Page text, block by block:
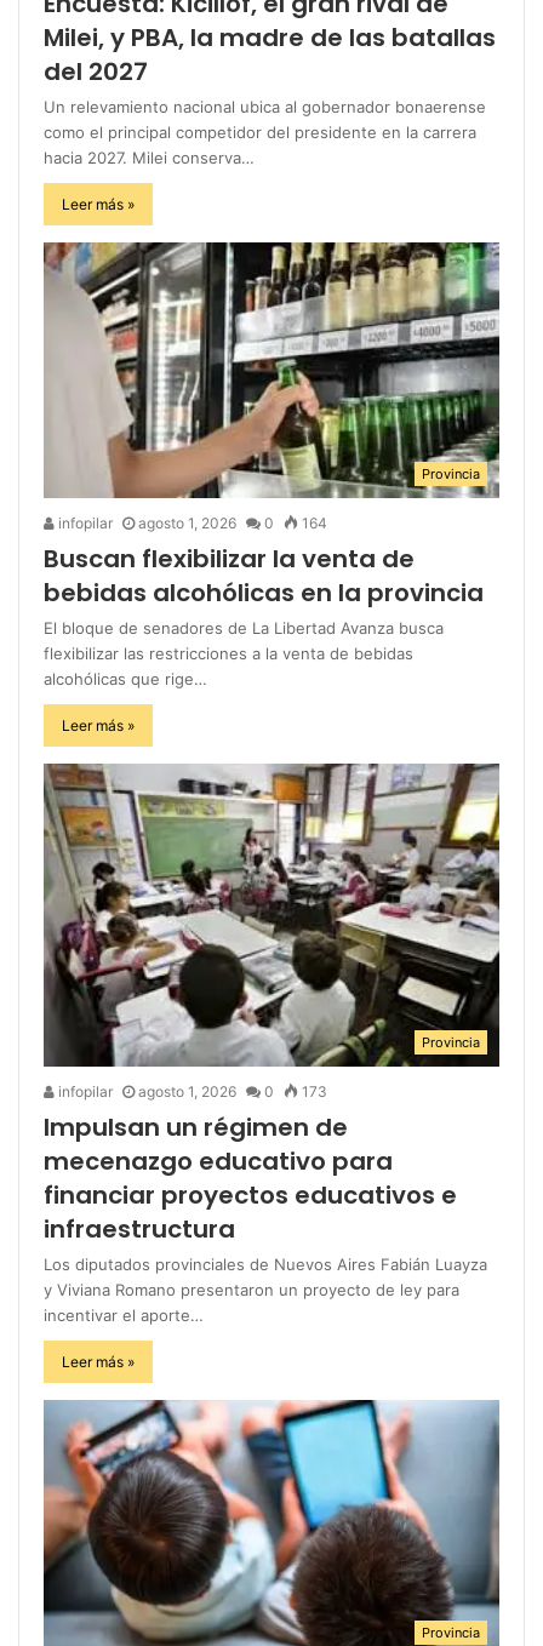
Milei, y PBA, la madre de las batallas
del 2027
Un relevamiento nacional ubica al gobernador bonaerense
como el principal competidor del presidente en la carrera
hacia 2027. Milei conserva…
Leer más »
Provincia
infopilar agosto 1, 2026 0 164
Buscan flexibilizar la venta de
bebidas alcohólicas en la provincia
El bloque de senadores de La Libertad Avanza busca
flexibilizar las restricciones a la venta de bebidas
alcohólicas que rige…
Leer más »
Provincia
infopilar agosto 1, 2026 0 173
Impulsan un régimen de
mecenazgo educativo para
financiar proyectos educativos e
infraestructura
Los diputados provinciales de Nuevos Aires Fabián Luayza
y Viviana Romano presentaron un proyecto de ley para
incentivar el aporte…
Leer más »
Provincia